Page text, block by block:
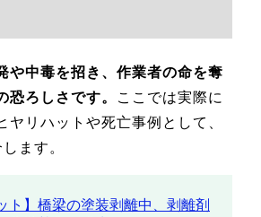
や中毒を招き、作業者の命を奪
恐ろしさです。
ここでは実際に
ヤリハットや死亡事例として、
ます。
ト】橋梁の塗装剥離中、剥離剤